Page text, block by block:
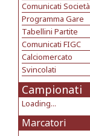
Comunicati Società
Programma Gare
Tabellini Partite
Comunicati FIGC
Calciomercato
Svincolati
Campionati
Loading...
Marcatori